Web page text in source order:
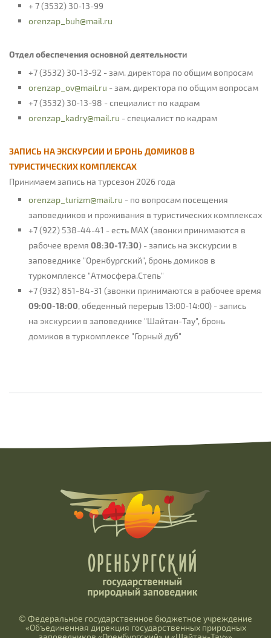
+ 7 (3532) 30-13-99
orenzap_buh@mail.ru
Отдел обеспечения основной деятельности
+7 (3532) 30-13-92 - зам. директора по общим вопросам
orenzap_ov@mail.ru - зам. директора по общим вопросам
+7 (3532) 30-13-98 - специалист по кадрам
orenzap_kadry@mail.ru - специалист по кадрам
ЗАПИСЬ НА ЭКСКУРСИИ И БРОНЬ ДОМИКОВ В
ТУРИСТИЧЕСКИХ КОМПЛЕКСАХ
Принимаем запись на турсезон 2026 года
orenzap_turizm@mail.ru - по вопросам посещения
заповедников и проживания в туристических комплексах
+7 (922) 538-44-41 - есть MAX (звонки принимаются в
рабочее время 08:30-17:30) - запись на экскурсии в
заповеднике "Оренбургский", бронь домиков в
туркомплексе "Атмосфера.Степь"
+7 (932) 851-84-31 (звонки принимаются в рабочее время
09:00-18:00, обеденный перерыв 13:00-14:00) - запись
на экскурсии в заповеднике "Шайтан-Тау", бронь
домиков в туркомплексе "Горный дуб"
© Федеральное государственное бюджетное учреждение
«Объединенная дирекция государственных природных